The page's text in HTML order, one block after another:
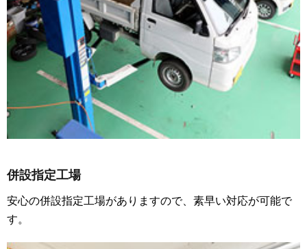
併設指定工場
安心の併設指定工場がありますので、素早い対応が可能で
す。